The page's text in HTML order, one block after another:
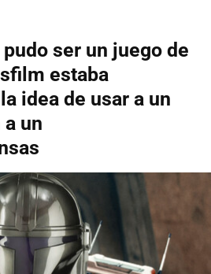
ser un juego de
estaba
idea de usar a un
un